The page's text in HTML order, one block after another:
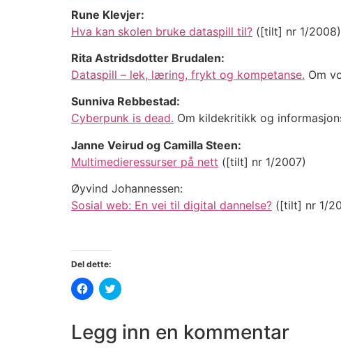
Rune Klevjer:
Hva kan skolen bruke dataspill til? ([tilt] nr 1/2008)
Rita Astridsdotter Brudalen:
Dataspill – lek, læring, frykt og kompetanse. Om
Sunniva Rebbestad:
Cyberpunk is dead. Om kildekritikk og
Janne Veirud og Camilla Steen:
Multimedieressurser på nett ([tilt] nr 1/2007)
Øyvind Johannessen:
Sosial web: En vei til digital dannelse? ([tilt] nr 1/
Del dette:
Klikk
for
Facebook(åpnes
i
Klikk
for
på
Twitter(åpnes
Legg inn en kommentar